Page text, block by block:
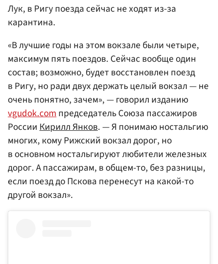
Лук, в Ригу поезда сейчас не ходят из-за
карантина.
«В лучшие годы на этом вокзале были четыре,
максимум пять поездов. Сейчас вообще один
состав; возможно, будет восстановлен поезд
в Ригу, но ради двух держать целый вокзал — не
очень понятно, зачем», — говорил изданию
vgudok.comпредседатель Союза пассажиров
РоссииКирилл Янков. — Я понимаю ностальгию
многих, кому Рижский вокзал дорог, но
в основном ностальгируют любители железных
дорог. А пассажирам, в общем-то, без разницы,
если поезд до Пскова перенесут на какой-то
другой вокзал».